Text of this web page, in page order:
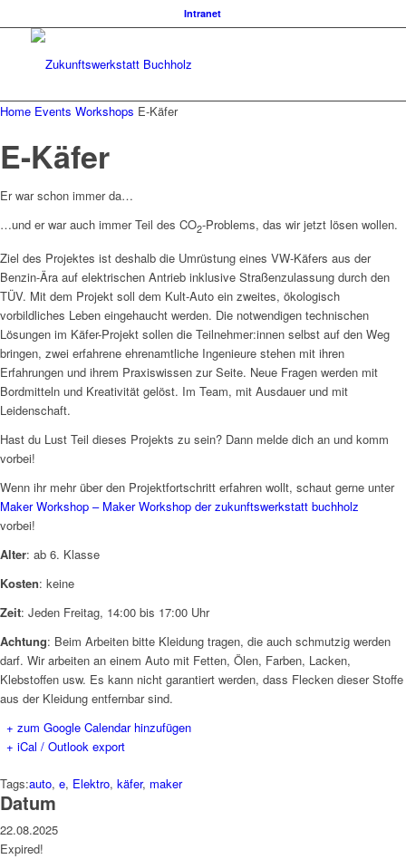
Intranet
Home Events Workshops E-Käfer
E-Käfer
Er war schon immer da…
…und er war auch immer Teil des CO2-Problems, das wir jetzt lösen wollen.
Ziel des Projektes ist deshalb die Umrüstung eines VW-Käfers aus der
Benzin-Ära auf elektrischen Antrieb inklusive Straßenzulassung durch den
TÜV. Mit dem Projekt soll dem Kult-Auto ein zweites, ökologisch
vorbildliches Leben eingehaucht werden. Die notwendigen technischen
Lösungen im Käfer-Projekt sollen die Teilnehmer:innen selbst auf den Weg
bringen, zwei erfahrene ehrenamtliche Ingenieure stehen mit ihren
Erfahrungen und ihrem Praxiswissen zur Seite. Neue Fragen werden mit
Bordmitteln und Kreativität gelöst. Im Team, mit Ausdauer und mit
Leidenschaft.
Hast du Lust Teil dieses Projekts zu sein? Dann melde dich an und komm
vorbei!
Wenn ihr mehr über den Projektfortschritt erfahren wollt, schaut gerne unter
Maker Workshop – Maker Workshop der zukunftswerkstatt buchholz
vorbei!
Alter: ab 6. Klasse
Kosten: keine
Zeit: Jeden Freitag, 14:00 bis 17:00 Uhr
Achtung: Beim Arbeiten bitte Kleidung tragen, die auch schmutzig werden
darf. Wir arbeiten an einem Auto mit Fetten, Ölen, Farben, Lacken,
Klebstoffen usw. Es kann nicht garantiert werden, dass Flecken dieser Stoffe
aus der Kleidung entfernbar sind.
+ zum Google Calendar hinzufügen
+ iCal / Outlook export
Tags:auto, e, Elektro, käfer, maker
Datum
22.08.2025
Expired!